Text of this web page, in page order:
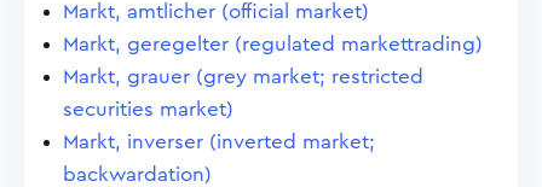
Markt, amtlicher (official market)
Markt, geregelter (regulated markettrading)
Markt, grauer (grey market; restricted
securities market)
Markt, inverser (inverted market;
backwardation)